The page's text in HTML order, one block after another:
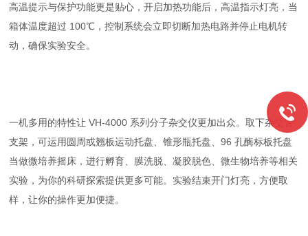
高温提示与保护功能更是贴心，开启加热功能后，高温指示灯亮，当
箱体温度超过 100℃，控制系统会立即切断加热电路并停止电机转
动，确保实验安全。
一机多用的特性让 VH-4000 系列分子杂交仪更加出众。取下杂交管
支架，可运用圆周或翘板运动托盘、锥形瓶托盘、96 孔酶标板托盘
当做微培养摇床，进行孵育、膜洗脱、凝胶脱色、微生物培养等相关
实验，为你的科研探索提供更多可能。实验结束开门灯亮，方便取
样，让你的操作更加便捷。